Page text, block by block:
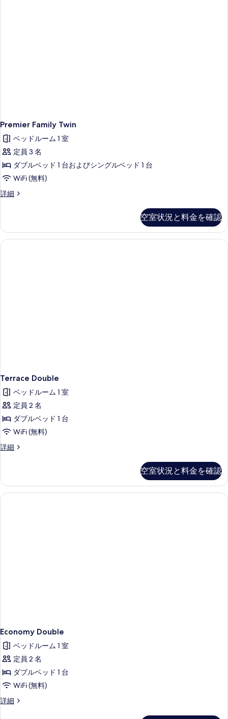
Premier Family Twin
ベッドルーム 1 室
定員 3 名
ダブルベッド 1 台およびシングルベッド 1 台
WiFi (無料)
詳細
Premier
詳
細
空室状況と料金を確認
Terrace Double
ベッドルーム 1 室
定員 2 名
ダブルベッド 1 台
WiFi (無料)
詳細
Terrace
細
空室状況と料金を確認
Economy Double
ベッドルーム 1 室
定員 2 名
ダブルベッド 1 台
WiFi (無料)
詳細
Economy